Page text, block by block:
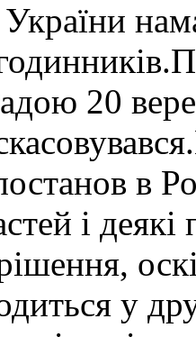
20
в
і деякі
у